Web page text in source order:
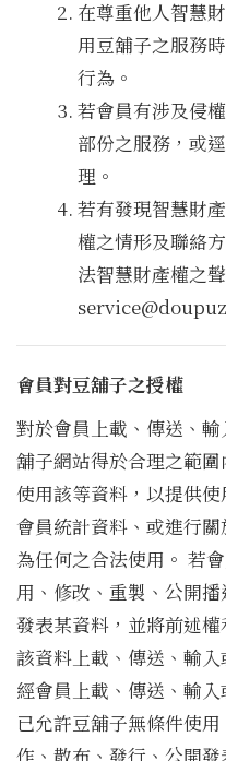
在尊重他人智慧
用豆舖子之服務
行為。
若會員有涉及侵
部份之服務，或
理。
若有發現智慧財
權之情形及聯絡
法智慧財產權之
會員對豆舖子之授權
對於會員上載、傳送、
舖子網站得於合理之範
使用該等資料，以提供
會員統計資料、或進行
為任何之合法使用。 若
用、修改、重製、公開
發表某資料，並將前述
該資料上載、傳送、輸
經會員上載、傳送、輸
已允許豆舖子無條件使